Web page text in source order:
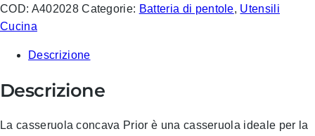
COD: A402028 Categorie: Batteria di pentole, Utensili
Cucina
Descrizione
Descrizione
La casseruola concava Prior è una casseruola ideale per la